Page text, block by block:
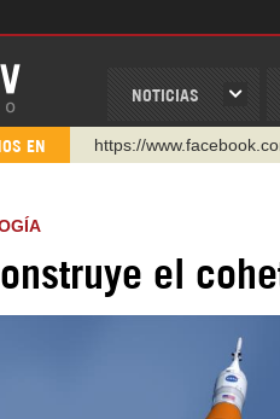
NOTICIAS
EN https://
https://
https://urmedium.com/
WhatsApp y Viber: +98
Instagram como:
el